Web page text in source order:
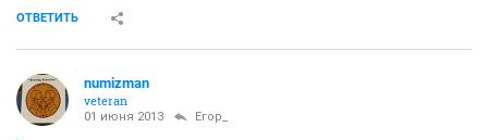
ОТВЕТИТЬ
numizman
veteran
01 июня 2013 Егор_